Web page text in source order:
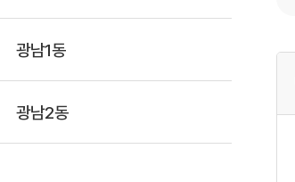
광남1동
광남2동